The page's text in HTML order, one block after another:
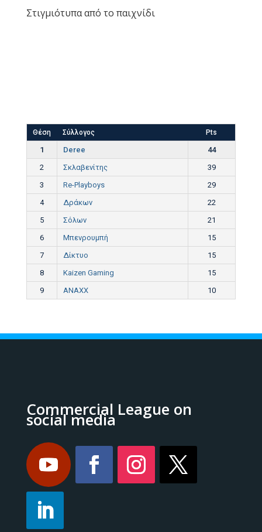
Στιγμιότυπα από το παιχνίδι
Θέση Σύλλογος Pts
1 Deree
44
2
Σκλαβενίτης
39
3
Re-Playboys
29
4
Δράκων
22
5
Σόλων
21
6
Μπενρουμπή
15
7
Δίκτυο
15
8
Kaizen Gaming
15
9
ANAXX 10
Commercial League on
social media